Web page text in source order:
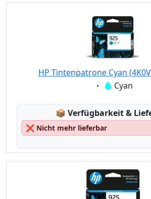
HP Tintenpatrone Cyan
Eigenschaft:
Cyan
📦 Lagerstatus:
Verfügbarkeit &
❌ Nicht mehr lieferbar